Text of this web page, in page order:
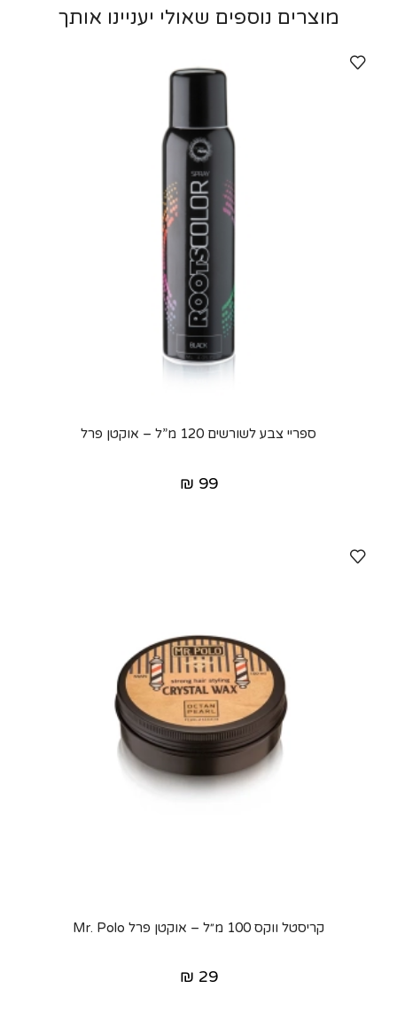
מוצרים נוספים שאולי יעניינו אותך
ספריי צבע לשורשים 120 מ”ל – אוקטן פרל
₪ 99
קריסטל ווקס 100 מ״ל – אוקטן פרל Mr. Polo
₪ 29